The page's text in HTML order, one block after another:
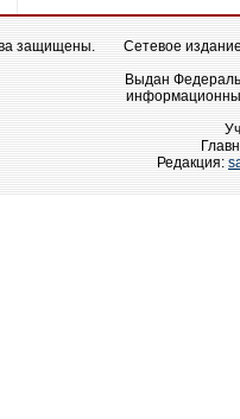
защищены.
Сетевое
Выдан
Редакция: